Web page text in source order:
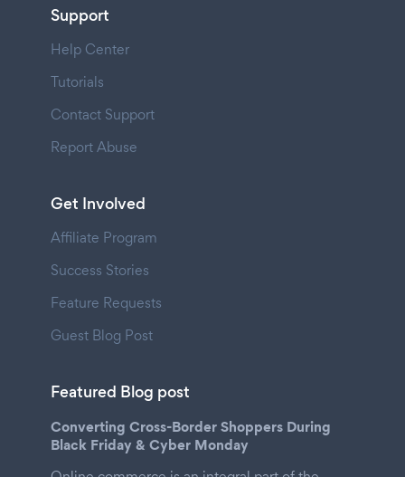
Support
Help Center
Tutorials
Contact Support
Report Abuse
Get Involved
Affiliate Program
Success Stories
Feature Requests
Guest Blog Post
Featured Blog post
Converting Cross-Border Shoppers During
Black Friday & Cyber Monday